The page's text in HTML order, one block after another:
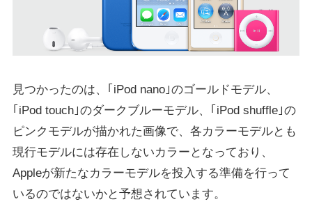
見つかったのは、｢iPod nano｣のゴールドモデル、
｢iPod touch｣のダークブルーモデル、｢iPod shuffle｣の
ピンクモデルが描かれた画像で、各カラーモデルとも
現行モデルには存在しないカラーとなっており、
Appleが新たなカラーモデルを投入する準備を行って
いるのではないかと予想されています。